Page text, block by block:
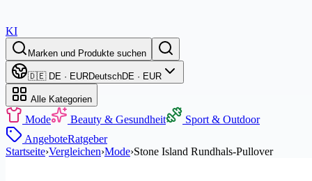
KI
Marken und Produkte suchen
🇩🇪 DE · EURDeutschDE · EUR
Alle Kategorien
Mode Beauty & Gesundheit
Sport & Outdoor
AngeboteRatgeber
Startseite›Vergleichen›Mode›Stone Island Rundhals-Pullover